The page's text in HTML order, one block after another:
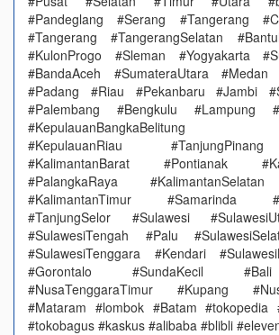
#Pandeglang #Serang #Tangerang
#Tangerang #TangerangSelatan
#KulonProgo #Sleman #Yogyakarta
#BandaAceh #SumateraUtara #Medan
#Padang #Riau #Pekanbaru #Jambi
#Palembang #Bengkulu #Lampung
#KepulauanBangkaBelitung
#KepulauanRiau
#KalimantanBarat #Pontianak
#PalangkaRaya
#KalimantanTimur #Samarinda
#TanjungSelor #Sulawesi
#SulawesiTengah #Palu
#SulawesiTenggara #Kendari
#Gorontalo #SundaKecil
#NusaTenggaraTimur #Kupang
#Mataram #lombok #Batam #tokopedia
#tokobagus #kaskus #alibaba #blibli